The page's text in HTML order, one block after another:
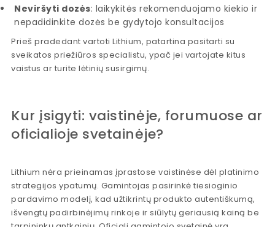
Neviršyti dozės: laikykitės rekomenduojamo kiekio ir
nepadidinkite dozės be gydytojo konsultacijos
Prieš pradedant vartoti Lithium, patartina pasitarti su
sveikatos priežiūros specialistu, ypač jei vartojate kitus
vaistus ar turite lėtinių susirgimų.
Kur įsigyti: vaistinėje, forumuose ar
oficialioje svetainėje?
Lithium nėra prieinamas įprastose vaistinėse dėl platinimo
strategijos ypatumų. Gamintojas pasirinkė tiesioginio
pardavimo modelį, kad užtikrintų produkto autentiškumą,
išvengtų padirbinėjimų rinkoje ir siūlytų geriausią kainą be